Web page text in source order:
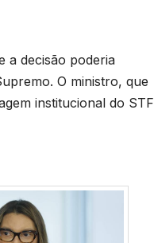
a decisão poderia
O ministro, que
institucional do STF